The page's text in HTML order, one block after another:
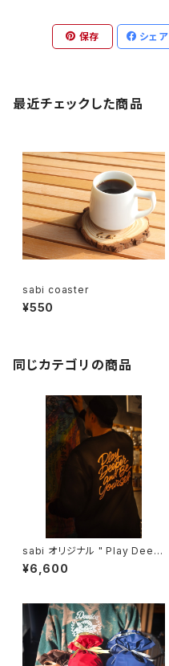
保存 シェア
最近チェックした商品
sabi coaster
¥550
同じカテゴリの商品
sabi オリジナル " Play Deep
er and Be Yourself " スウェ
ット
¥6,600